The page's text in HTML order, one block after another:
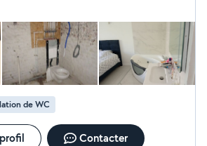
de WC
Contacter